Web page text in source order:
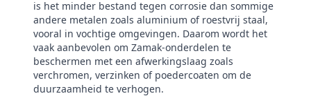
is het minder bestand tegen corrosie dan sommige
andere metalen zoals aluminium of roestvrij staal,
vooral in vochtige omgevingen. Daarom wordt het
vaak aanbevolen om Zamak-onderdelen te
beschermen met een afwerkingslaag zoals
verchromen, verzinken of poedercoaten om de
duurzaamheid te verhogen.